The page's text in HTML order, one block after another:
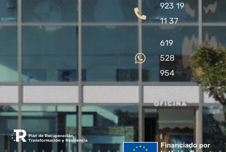
923 19
11 37
619
528
954